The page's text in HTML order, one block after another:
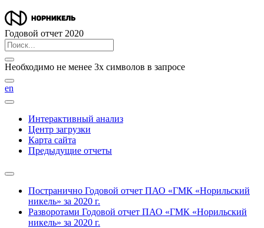
Годовой отчет 2020
Необходимо не менее 3х символов в запросе
en
Интерактивный анализ
Центр загрузки
Карта сайта
Предыдущие отчеты
Постранично Годовой отчет ПАО «ГМК «Норильский
никель» за 2020 г.
Разворотами Годовой отчет ПАО «ГМК «Норильский
никель» за 2020 г.